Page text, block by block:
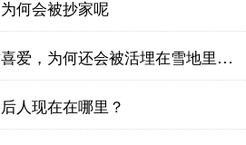
何会被抄家呢
解缙深受朱元璋和朱棣喜爱，为何还会被活埋在雪地里冤杀？
人现在在哪里？